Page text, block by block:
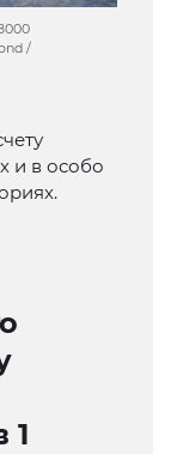
/
и в особо
1